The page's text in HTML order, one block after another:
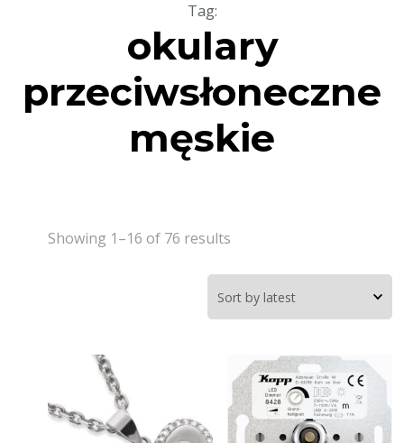
Tag:
okulary
przeciwsłoneczne
męskie
Showing 1–16 of 76 results